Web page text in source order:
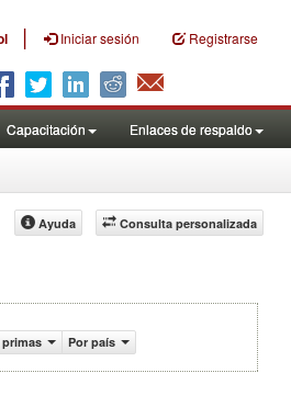
| Iniciar sesión Registrarse
Capacitación Enlaces de respaldo
Consulta personalizada
Ayuda
primas Por país